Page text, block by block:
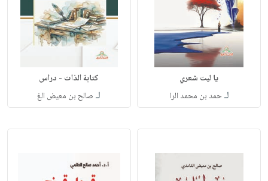
يا ليت شعري
لـحمد بن محمد الرا
كتابة الذات - دراس
لـ صالح بن معيض الغ